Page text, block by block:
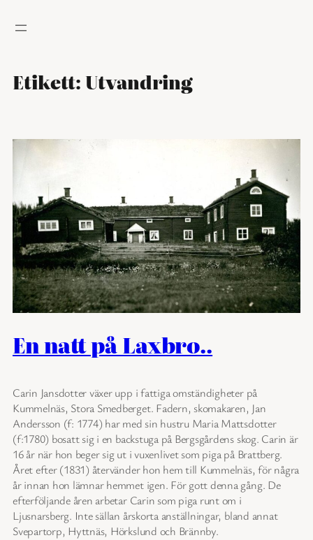
till
Etikett:Utvandring
En natt på Laxbro..
Carin Jansdotter växer upp i fattiga omständigheter på
Kummelnäs, Stora Smedberget. Fadern, skomakaren, Jan
Andersson (f: 1774) har med sin hustru Maria Mattsdotter
(f:1780) bosatt sig i en backstuga på Bergsgårdens skog. Carin är
16 år när hon beger sig ut i vuxenlivet som piga på Brattberg.
Året efter (1831) återvänder hon hem till Kummelnäs, för några
år innan hon lämnar hemmet igen. För gott denna gång. De
efterföljande åren arbetar Carin som piga runt om i
Ljusnarsberg. Inte sällan årskorta anställningar, bland annat
Svepartorp, Hyttnäs, Hörkslund och Brännby.